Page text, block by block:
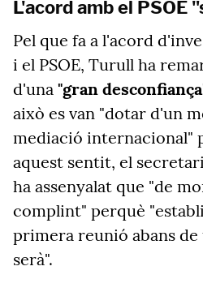
L'acord amb el PSOE
Pel que fa a l'acord
i el PSOE, Turull ha
d'una "gran
això es van "dotar d'un
mediació internacional"
aquest sentit, el
ha assenyalat que "de
complint" perquè
primera reunió abans de
serà".